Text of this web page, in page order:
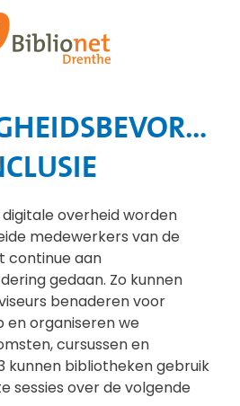
overheid worden
medewerkers van de
continue aan
gedaan. Zo kunnen
benaderen voor
organiseren we
cursussen en
kunnen bibliotheken gebruik
sessies over de volgende